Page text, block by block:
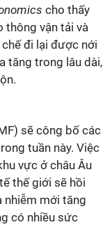
cho thấy
thông vận tải và
đi lại được nới
tăng trong lâu dài,
sẽ công bố các
tuần này. Việc
vực ở châu Âu
thế giới sẽ hồi
nhiễm mới tăng
có nhiều sức